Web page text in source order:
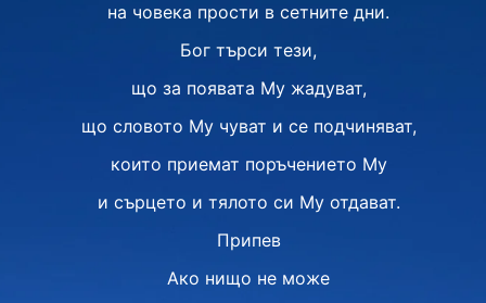
на човека прости в сетните дни.
Бог търси тези,
що за появата Му жадуват,
що словото Му чуват и се подчиняват,
които приемат поръчението Му
и сърцето и тялото си Му отдават.
Припев
Ако нищо не може